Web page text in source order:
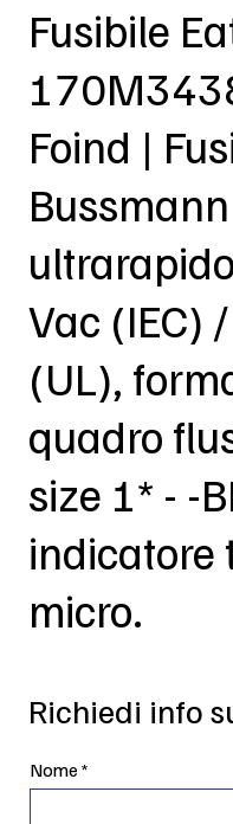
Fusibile
Foind |
Vac (IEC)
(UL),
quadro
size 1* - -
indicatore
micro.
Richiedi info
Nome